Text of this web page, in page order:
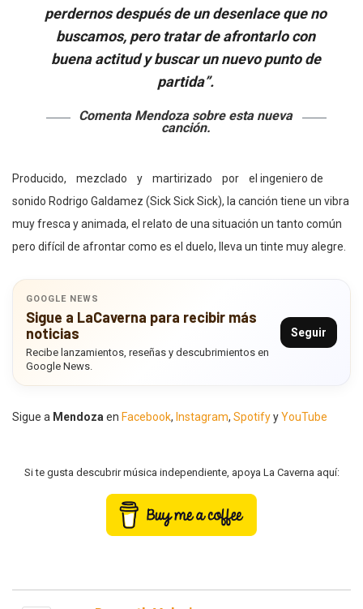
perdernos después de un desenlace que no
buscamos, pero tratar de afrontarlo con
buena actitud y buscar un nuevo punto de
partida”.
Comenta Mendoza sobre esta nueva
canción.
Producido, mezclado y martirizado por el ingeniero de
sonido Rodrigo Galdamez (Sick Sick Sick), la canción tiene un vibra
muy fresca y animada, el relato de una situación un tanto común
pero difícil de afrontar como es el duelo, lleva un tinte muy alegre.
GOOGLE NEWS
Sigue a LaCaverna para recibir más
noticias
Recibe lanzamientos, reseñas y descubrimientos en
Google News.
Seguir
Sigue a Mendoza en Facebook, Instagram, SpotifyyYouTube
Si te gusta descubrir música independiente, apoya La Caverna aquí: